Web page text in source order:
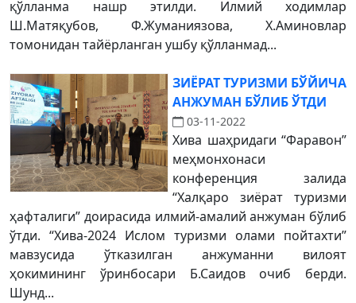
қўлланма нашр этилди. Илмий ходимлар
Ш.Матяқубов, Ф.Жуманиязова, Х.Аминовлар
томонидан тайёрланган ушбу қўлланмад...
ЗИЁРАТ ТУРИЗМИ БЎЙИЧА
АНЖУМАН БЎЛИБ ЎТДИ
03-11-2022
Хива шаҳридаги “Фаравон”
меҳмонхонаси
конференция залида
“Халқаро зиёрат туризми
ҳафталиги” доирасида илмий-амалий анжуман бўлиб
ўтди. “Хива-2024 Ислом туризми олами пойтахти”
мавзусида ўтказилган анжуманни вилоят
ҳокимининг ўринбосари Б.Саидов очиб берди.
Шунд...